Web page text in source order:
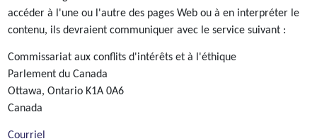
accéder à l'une ou l'autre des pages Web ou à en interpréter le
contenu, ils devraient communiquer avec le service suivant :
Commissariat aux conflits d'intérêts et à l'éthique
Parlement du Canada
Ottawa, Ontario K1A 0A6
Canada
Courriel